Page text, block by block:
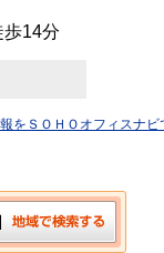
歩14分
をＳＯＨＯオフィスナビ